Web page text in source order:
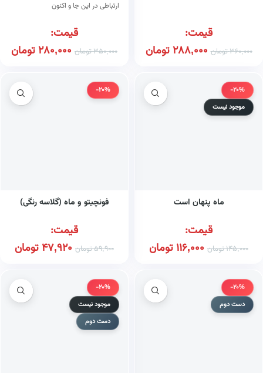
قیمت:
360,000تومان 288,000تومان
ارتباطی در این جا و اکنون
قیمت:
350,000تومان 280,000تومان
-20%
موجود نیست
ماه پنهان است
قیمت:
145,000تومان 116,000تومان
-20%
فونچیتو و ماه (گلاسه رنگی)
قیمت:
59,900تومان 47,920تومان
-20%
دست دوم
-20%
موجود نیست
دست دوم